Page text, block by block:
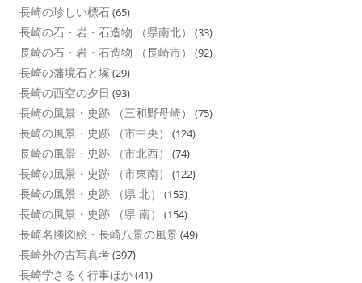
長崎の珍しい標石(65)
長崎の石・岩・石造物 （県南北） (33)
長崎の石・岩・石造物 （長崎市） (92)
長崎の藩境石と塚 (29)
長崎の西空の夕日 (93)
長崎の風景・史跡 （三和野母崎） (75)
長崎の風景・史跡 （市中央） (124)
長崎の風景・史跡 （市北西） (74)
長崎の風景・史跡 （市東南） (122)
長崎の風景・史跡 （県 北） (153)
長崎の風景・史跡 （県 南） (154)
長崎名勝図絵・長崎八景の風景 (49)
長崎外の古写真考(397)
長崎学さるく行事ほか(41)